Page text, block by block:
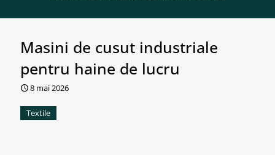
Masini de cusut industriale
pentru haine de lucru
8 mai 2026
Textile